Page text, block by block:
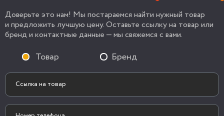
Доверьте это нам! Мы постараемся найти нужный товар
и предложить лучшую цену. Оставьте ссылку на товар или
бренд и контактные данные — мы свяжемся с вами.
Товар Бренд